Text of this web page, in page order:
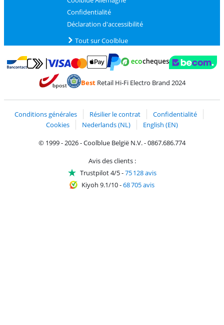
Confidentialité
Déclaration d'accessibilité
Tout sur Coolblue
Payer avec Bancontact
Payer avec MasterCard et Visa via ClickToPay
BestRetail Hi-Fi Electro Brand 2024
Conditions générales Résilier le contrat
Confidentialité
Cookies
Nederlands (NL)
English (EN)
© 1999 - 2026 - Coolblue België N.V. - 0867.686.774
Avis des clients :
Trustpilot 4/5-75 128 avis
Kiyoh 9.1/10-68 705 avis